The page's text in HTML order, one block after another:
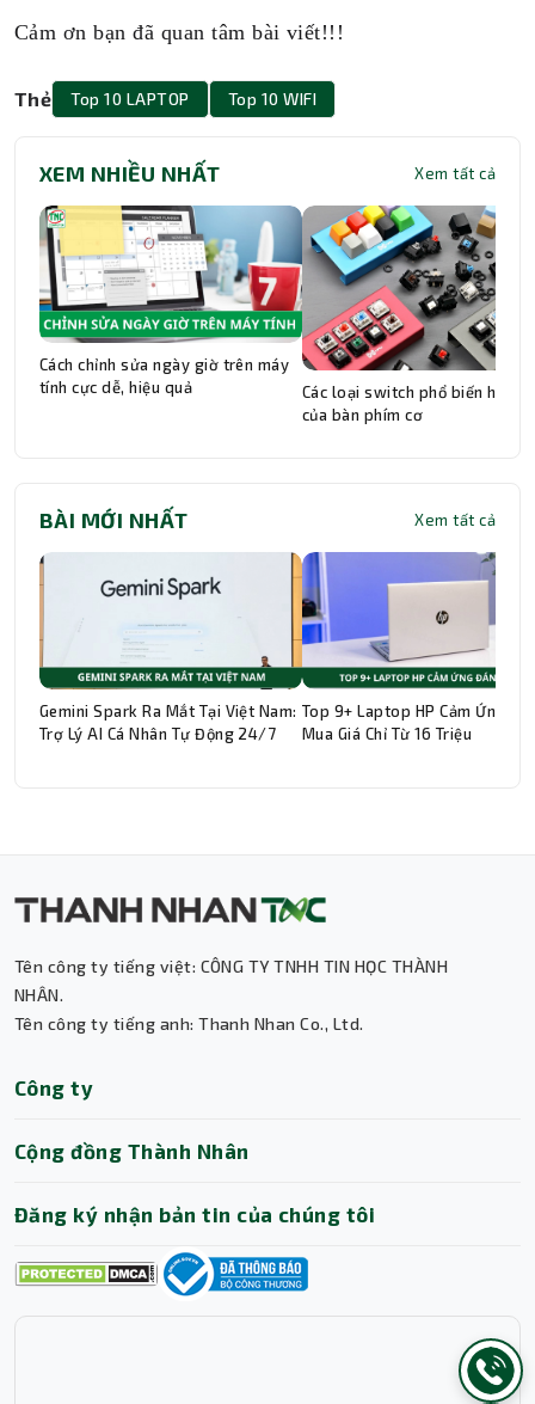
Cảm ơn bạn đã quan tâm bài viết!!!
Thẻ Top 10 LAPTOP Top 10 WIFI
XEM NHIỀU NHẤT Xem tất cả
Cách chỉnh sửa ngày giờ trên máy
tính cực dễ, hiệu quả
Các loại switch phổ biến hiện
của bàn phím cơ
BÀI MỚI NHẤT Xem tất cả
Gemini Spark Ra Mắt Tại Việt Nam:
Trợ Lý AI Cá Nhân Tự Động 24/7
Top 9+ Laptop HP Cảm Ứng
Mua Giá Chỉ Từ 16 Triệu
Tên công ty tiếng việt: CÔNG TY TNHH TIN HỌC THÀNH
NHÂN.
Tên công ty tiếng anh: Thanh Nhan Co., Ltd.
Công ty
Cộng đồng Thành Nhân
Đăng ký nhận bản tin của chúng tôi